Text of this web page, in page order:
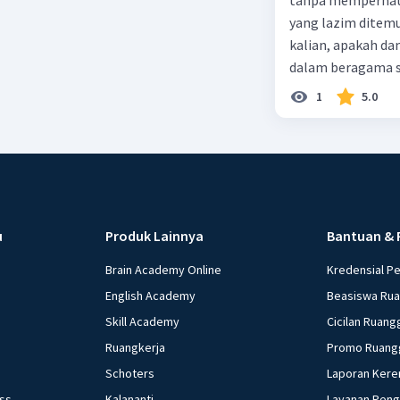
masyarakat d.
pola interaksi
mempengaruhi
faktor pendorong
migrasi adalah: *
yang lazim
kalian, apakah
dalam beragama
padat! 3.
terwujudnya
tengah
1 5.0
Produk Lainnya
Brain Academy Online
English Academy
Skill Academy
Ruangkerja
Schoters
Bantuan &
Kredensial
Beasiswa
Cicilan
Promo
Laporan